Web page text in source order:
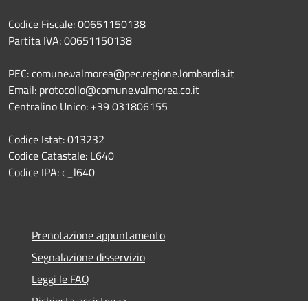
Codice Fiscale: 00651150138
Partita IVA: 00651150138
PEC: comune.valmorea@pec.regione.lombardia.it
Email: protocollo@comune.valmorea.co.it
Centralino Unico: +39 031806155
Codice Istat: 013232
Codice Catastale: L640
Codice IPA: c_l640
Prenotazione appuntamento
Segnalazione disservizio
Leggi le FAQ